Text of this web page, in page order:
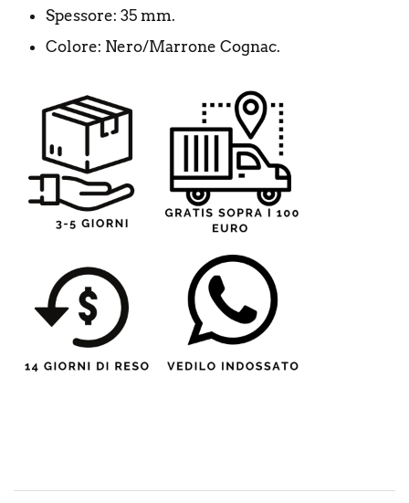
Spessore: 35 mm.
Colore: Nero/Marrone Cognac.